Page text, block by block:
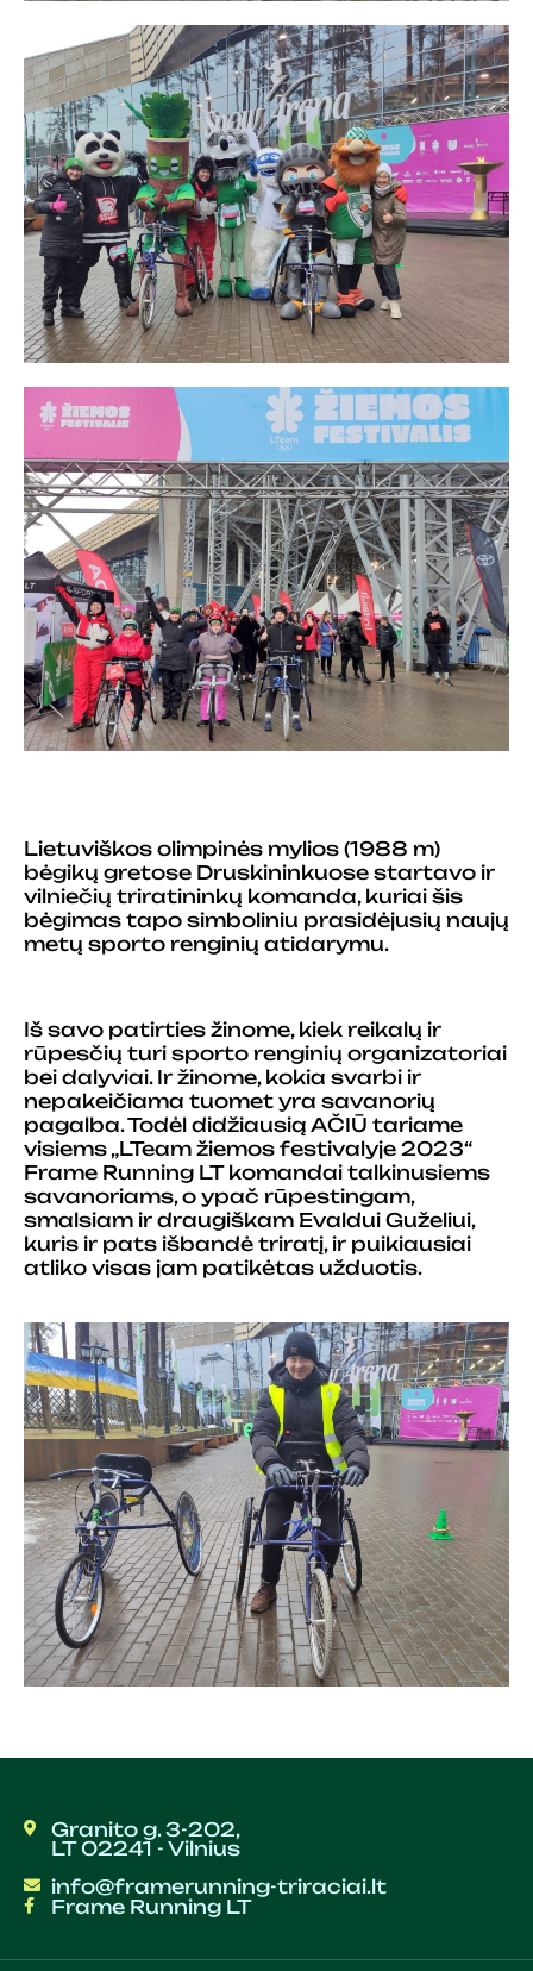
Lietuviškos olimpinės mylios (1988 m)
bėgikų gretose Druskininkuose startavo ir
vilniečių triratininkų komanda, kuriai šis
bėgimas tapo simboliniu prasidėjusių naujų
metų sporto renginių atidarymu.
Iš savo patirties žinome, kiek reikalų ir
rūpesčių turi sporto renginių organizatoriai
bei dalyviai. Ir žinome, kokia svarbi ir
nepakeičiama tuomet yra savanorių
pagalba. Todėl didžiausią AČIŪ tariame
visiems „LTeam žiemos festivalyje 2023“
Frame Running LT komandai talkinusiems
savanoriams, o ypač rūpestingam,
smalsiam ir draugiškam Evaldui Guželiui,
kuris ir pats išbandė triratį, ir puikiausiai
atliko visas jam patikėtas užduotis.
Granito g. 3-202,
LT 02241 - Vilnius
info@framerunning-triraciai.lt
Frame Running LT